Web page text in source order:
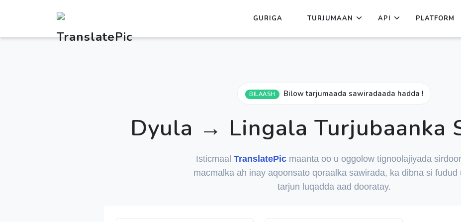
GURIGA TURJUMAAN API PLATFORM
BILAASH Bilow tarjumaada sawiradaada hadda !
Dyula → Lingala Turjubaanka
Isticmaal TranslatePicmaanta oo u oggolow tignoolajiyada
macmalka ah inay aqoonsato qoraalka sawirada, ka dibna si fudud
tarjun luqadda aad dooratay.